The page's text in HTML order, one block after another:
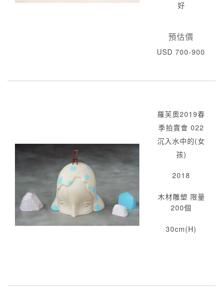
好
預估價
USD 700-900
羅芙奧2019春
季拍賣會 022
沉入水中的(女
孩)
2018
木材雕塑 限量
200個
30cm(H)